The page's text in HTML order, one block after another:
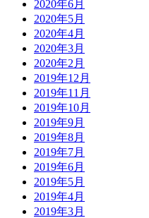
2020年6月
2020年5月
2020年4月
2020年3月
2020年2月
2019年12月
2019年11月
2019年10月
2019年9月
2019年8月
2019年7月
2019年6月
2019年5月
2019年4月
2019年3月